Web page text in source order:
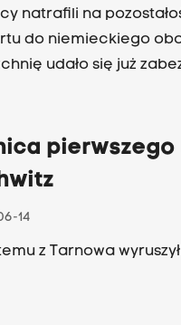
natrafili na
KL Auschwitz.
udało się już
14
z Tarnowa